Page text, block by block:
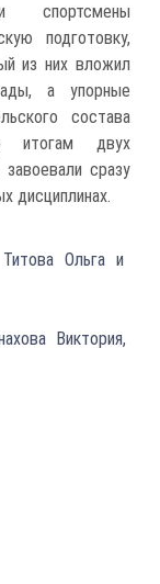
подготовку,
из них вложил
а упорные
состава
итогам двух
сразу
дисциплинах.
Ольга и
Виктория,